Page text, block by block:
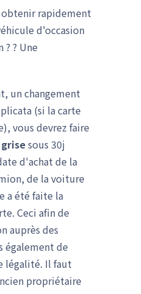
rapidement
d'occasion
? Une
un changement
(si la carte
vous devrez faire
sous 30j
d'achat de la
de la voiture
a été faite la
Ceci afin de
auprès des
également de
légalité. Il faut
propriétaire